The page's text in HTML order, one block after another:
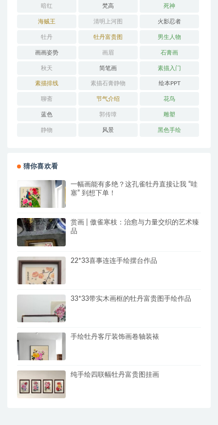
暗红 梵高 死神
海贼王 清明上河图 火影忍者
牡丹 牡丹富贵图 男生人物
画画姿势 画眉 石膏画
秋天 简笔画 素描入门
素描排线 素描石膏静物 绘本PPT
聊斋 节气介绍 花鸟
蓝色 郭传璋 雕塑
静物 风景 黑色手绘
猜你喜欢看
一幅画能有多绝？这孔雀牡丹直接让我 “哇
塞” 到想下单！
赏画 | 傲雀寒枝：治愈与力量交织的艺术臻
品
22*33喜事连连手绘摆台作品
33*33带实木画框的牡丹富贵图手绘作品
手绘牡丹客厅装饰画卷轴装裱
纯手绘四联幅牡丹富贵图挂画